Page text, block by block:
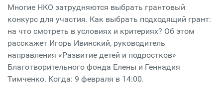
Многие НКО затрудняются выбрать грантовый
конкурс для участия. Как выбрать подходящий грант:
на что смотреть в условиях и критериях? Об этом
расскажет Игорь Ивинский, руководитель
направления «Развитие детей и подростков»
Благотворительного фонда Елены и Геннадия
Тимченко. Когда: 9 февраля в 14:00.